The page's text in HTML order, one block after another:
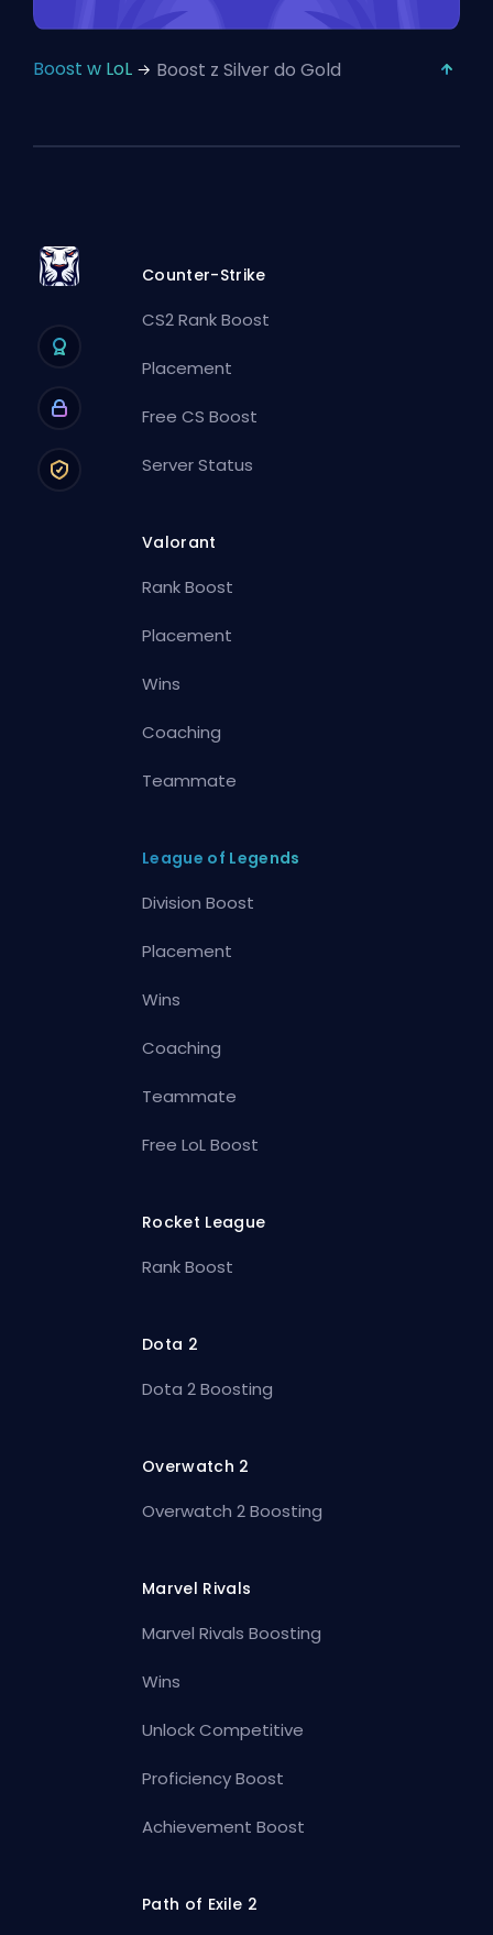
Boost w LoL Boost z Silver do Gold
Counter-Strike
CS2 Rank Boost
Placement
Free CS Boost
Server Status
Valorant
Rank Boost
Placement
Wins
Coaching
Teammate
League of Legends
Division Boost
Placement
Wins
Coaching
Teammate
Free LoL Boost
Rocket League
Rank Boost
Dota 2
Dota 2 Boosting
Overwatch 2
Overwatch 2 Boosting
Marvel Rivals
Marvel Rivals Boosting
Wins
Unlock Competitive
Proficiency Boost
Achievement Boost
Path of Exile 2